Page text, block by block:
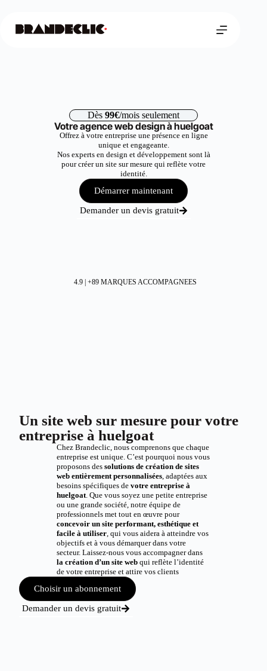
Dès 99€/mois seulement
Votre agence web design à huelgoat
Offrez à votre entreprise une présence en ligne
unique et engageante.
Nos experts en design et développement sont là
pour créer un site sur mesure qui reflète votre
identité.
Démarrer maintenant
Demander un devis gratuit
4.9 | +89 MARQUES ACCOMPAGNEES
Un site web sur mesure pour votre
entreprise à huelgoat
Chez Brandeclic, nous comprenons que chaque
entreprise est unique. C’est pourquoi nous vous
proposons des solutions de création de sites
web entièrement personnalisées, adaptées aux
besoins spécifiques de votre entreprise à
huelgoat. Que vous soyez une petite entreprise
ou une grande société, notre équipe de
professionnels met tout en œuvre pour
concevoir un site performant, esthétique et
facile à utiliser, qui vous aidera à atteindre vos
objectifs et à vous démarquer dans votre
secteur. Laissez-nous vous accompagner dans
la création d’un site webqui reflète l’identité
de votre entreprise et attire vos clients
Choisir un abonnement
Demander un devis gratuit